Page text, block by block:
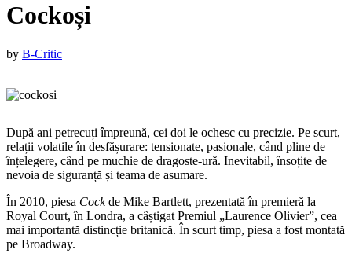
Cockoși
Published
12
septembrie
2016
by B-Critic
După ani petrecuți împreună, cei doi le ochesc cu precizie. Pe scurt,
relații volatile în desfășurare: tensionate, pasionale, când pline de
înțelegere, când pe muchie de dragoste-ură. Inevitabil, însoțite de
nevoia de siguranță și teama de asumare.
În 2010, piesa Cockde Mike Bartlett, prezentată în premieră la
Royal Court, în Londra, a câștigat Premiul „Laurence Olivier”, cea
mai importantă distincție britanică. În scurt timp, piesa a fost montată
pe Broadway.